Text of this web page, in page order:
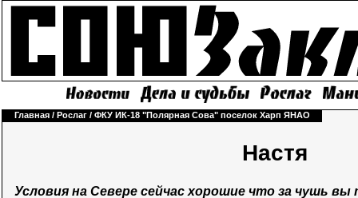
Главная / Рослаг / ФКУ ИК-18 "Полярная Сова" поселок Харп ЯНАО
Настя
Условия на Севере сейчас хорошие что за чушь